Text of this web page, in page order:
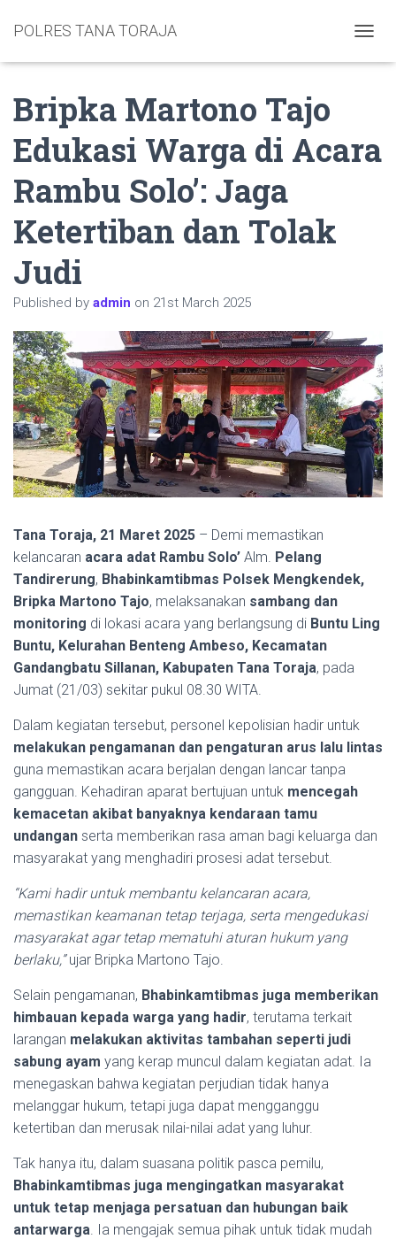
POLRES TANA TORAJA
Bripka Martono Tajo
Edukasi Warga di Acara
Rambu Solo’: Jaga
Ketertiban dan Tolak
Judi
Published by admin on 21st March 2025
Tana Toraja, 21 Maret 2025 – Demi memastikan
kelancaran acara adat Rambu Solo’ Alm. Pelang
Tandirerung, Bhabinkamtibmas Polsek Mengkendek,
Bripka Martono Tajo, melaksanakan sambang dan
monitoring di lokasi acara yang berlangsung di Buntu Ling
Buntu, Kelurahan Benteng Ambeso, Kecamatan
Gandangbatu Sillanan, Kabupaten Tana Toraja, pada
Jumat (21/03) sekitar pukul 08.30 WITA.
Dalam kegiatan tersebut, personel kepolisian hadir untuk
melakukan pengamanan dan pengaturan arus lalu lintas
guna memastikan acara berjalan dengan lancar tanpa
gangguan. Kehadiran aparat bertujuan untuk mencegah
kemacetan akibat banyaknya kendaraan tamu
undangan serta memberikan rasa aman bagi keluarga dan
masyarakat yang menghadiri prosesi adat tersebut.
“Kami hadir untuk membantu kelancaran acara,
memastikan keamanan tetap terjaga, serta mengedukasi
masyarakat agar tetap mematuhi aturan hukum yang
berlaku,”ujar Bripka Martono Tajo.
Selain pengamanan, Bhabinkamtibmas juga memberikan
himbauan kepada warga yang hadir, terutama terkait
larangan melakukan aktivitas tambahan seperti judi
sabung ayam yang kerap muncul dalam kegiatan adat. Ia
menegaskan bahwa kegiatan perjudian tidak hanya
melanggar hukum, tetapi juga dapat mengganggu
ketertiban dan merusak nilai-nilai adat yang luhur.
Tak hanya itu, dalam suasana politik pasca pemilu,
Bhabinkamtibmas juga mengingatkan masyarakat
untuk tetap menjaga persatuan dan hubungan baik
antarwarga . Ia mengajak semua pihak untuk tidak mudah